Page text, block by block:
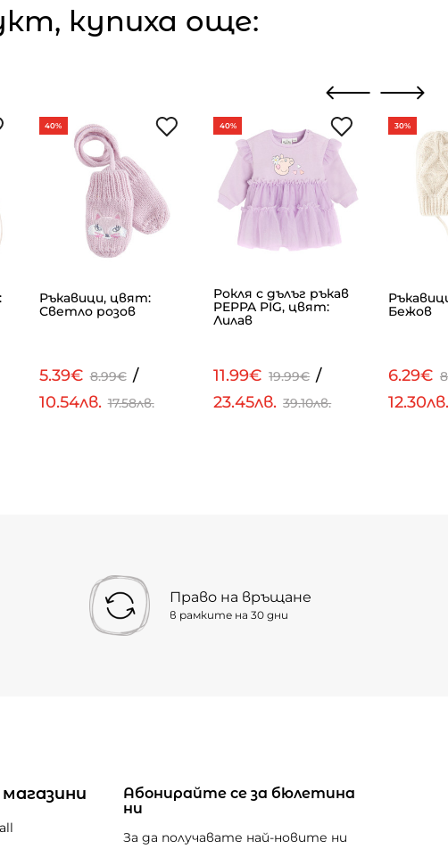
купиха още:
40%
Ръкавици, цвят:
Светло розов
5.39€ 8.99€ /
10.54лв. 17.58лв.
40%
Рокля с дълъг ръкав
PEPPA PIG, цвят:
Лилав
11.99€ 19.99€ /
23.45лв. 39.10лв.
30%
Бежов
6.29€
Право на връщане
в рамките на 30 дни
Абонирайте се за бюлетина
ни
За да получавате най-новите ни